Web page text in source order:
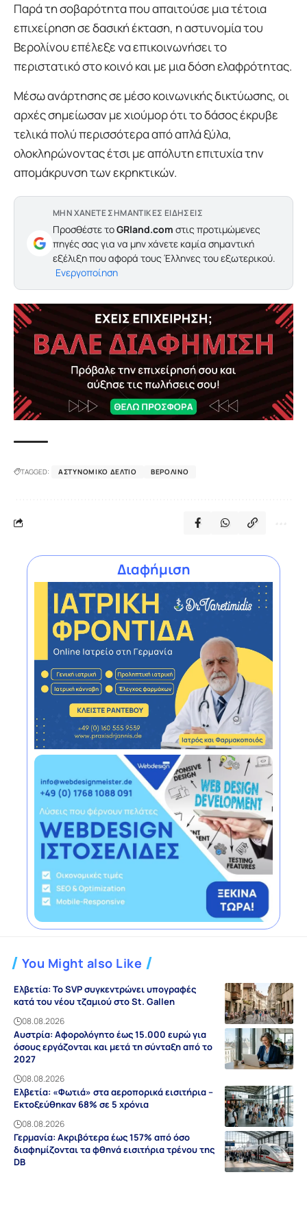
Παρά τη σοβαρότητα που απαιτούσε μια τέτοια
επιχείρηση σε δασική έκταση, η αστυνομία του
Βερολίνου επέλεξε να επικοινωνήσει το
περιστατικό στο κοινό και με μια δόση ελαφρότητας.
Μέσω ανάρτησης σε μέσο κοινωνικής δικτύωσης, οι
αρχές σημείωσαν με χιούμορ ότι το δάσος έκρυβε
τελικά πολύ περισσότερα από απλά ξύλα,
ολοκληρώνοντας έτσι με απόλυτη επιτυχία την
απομάκρυνση των εκρηκτικών.
ΜΗΝ ΧΑΝΕΤΕ ΣΗΜΑΝΤΙΚΕΣ ΕΙΔΗΣΕΙΣ
Προσθέστε τοGRland.com στις προτιμώμενες
πηγές σας για να μην χάνετε καμία σημαντική
εξέλιξη που αφορά τους Έλληνες του εξωτερικού.
Ενεργοποίηση
TAGGED: ΑΣΤΥΝΟΜΙΚΌ ΔΕΛΤΊΟ ΒΕΡΟΛΊΝΟ
Διαφήμιση
You Might also Like
Ελβετία: Το SVP συγκεντρώνει υπογραφές
κατά του νέου τζαμιού στο St. Gallen
08.08.2026
Αυστρία: Αφορολόγητο έως 15.000 ευρώ για
όσους εργάζονται και μετά τη σύνταξη από το
2027
08.08.2026
Ελβετία: «Φωτιά» στα αεροπορικά εισιτήρια –
Εκτοξεύθηκαν 68% σε 5 χρόνια
08.08.2026
Γερμανία: Ακριβότερα έως 157% από όσο
διαφημίζονται τα φθηνά εισιτήρια τρένου της
DB